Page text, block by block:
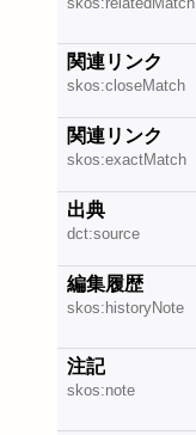
関連リンク
skos:closeMatch
関連リンク
skos:exactMatch
出典
dct:source
編集履歴
skos:historyNote
注記
skos:note